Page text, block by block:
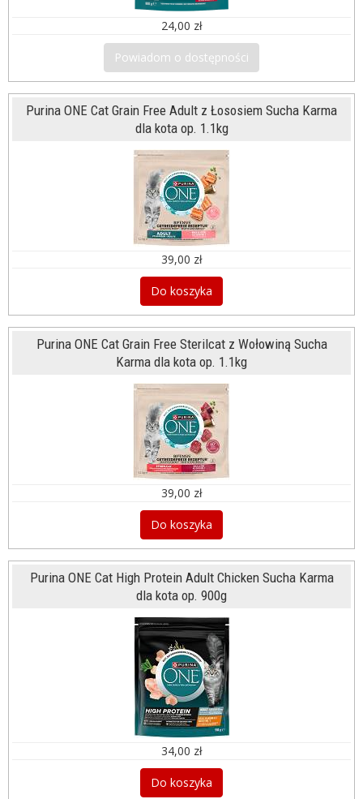
24,00 zł
Powiadom o dostępności
Purina ONE Cat Grain Free Adult z Łososiem Sucha Karma
dla kota op. 1.1kg
39,00 zł
Do koszyka
Purina ONE Cat Grain Free Sterilcat z Wołowiną Sucha
Karma dla kota op. 1.1kg
39,00 zł
Do koszyka
Purina ONE Cat High Protein Adult Chicken Sucha Karma
dla kota op. 900g
34,00 zł
Do koszyka